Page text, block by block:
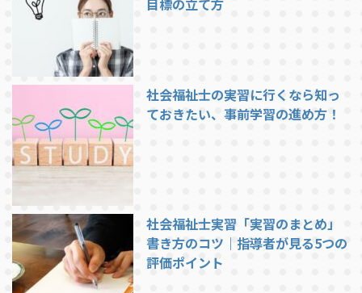
目標の立て方
社会福祉士の実習に行くなら知っ
ておきたい、事前学習の進め方！
社会福祉士実習「実習のまとめ」
書き方のコツ｜指導者が見る5つの
評価ポイント